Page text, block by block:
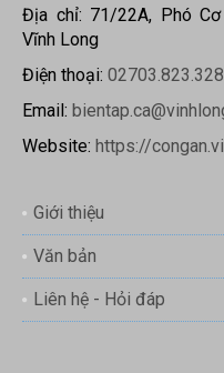
Địa chỉ: 71/22A, Phó
Vĩnh Long
Điện thoại: 02703.823.328
Email:
Website: https://
Giới thiệu
Văn bản
Liên hệ - Hỏi đáp